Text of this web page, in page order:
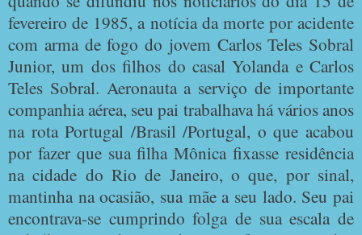
fevereiro de 1985, a notícia da morte por acidente
com arma de fogo do jovem Carlos Teles Sobral
Junior, um dos filhos do casal Yolanda e Carlos
Teles Sobral. Aeronauta a serviço de importante
companhia aérea, seu pai trabalhava há vários anos
na rota Portugal /Brasil /Portugal, o que acabou
por fazer que sua filha Mônica fixasse residência
na cidade do Rio de Janeiro, o que, por sinal,
mantinha na ocasião, sua mãe a seu lado. Seu pai
encontrava-se cumprindo folga de sua escala de